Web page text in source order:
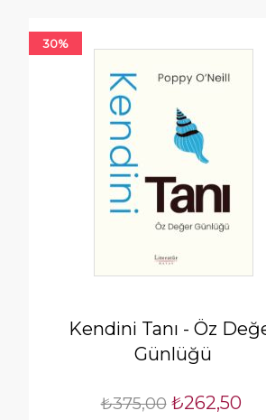
30%
Kendini Tanı - Öz
Günlüğü
₺375,00 ₺262,50